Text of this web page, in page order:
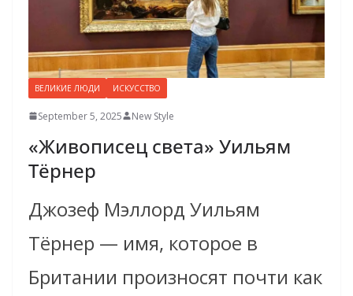
ВЕЛИКИЕ ЛЮДИ ИСКУССТВО
September 5, 2025 New Style
«Живописец света» Уильям
Тёрнер
Джозеф Мэллорд Уильям
Тёрнер — имя, которое в
Британии произносят почти как